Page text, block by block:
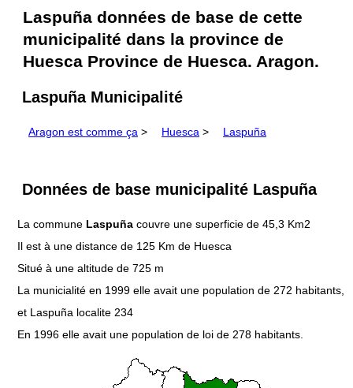
Laspuña données de base de cette
municipalité dans la province de
Huesca Province de Huesca. Aragon.
Laspuña Municipalité
Aragon est comme ça > Huesca > Laspuña
Données de base municipalité Laspuña
La commune Laspuña couvre une superficie de 45,3 Km2
Il est à une distance de 125 Km de Huesca
Situé à une altitude de 725 m
La municialité en 1999 elle avait une population de 272 habitants,
et Laspuña localite 234
En 1996 elle avait une population de loi de 278 habitants.